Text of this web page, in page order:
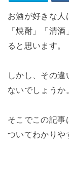
お酒が好きな人
「焼酎」「清
ると思います。
しかし、その
ないでしょうか
そこでこの記事
ついてわかりや